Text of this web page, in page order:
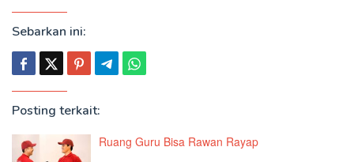
Sebarkan ini:
Posting terkait:
Ruang Guru Bisa Rawan Rayap